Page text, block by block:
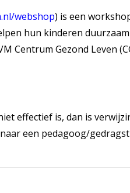
webshop​) is een
hun kinderen
Centrum Gezond Leven
effectief is, dan is
een pedagoog/